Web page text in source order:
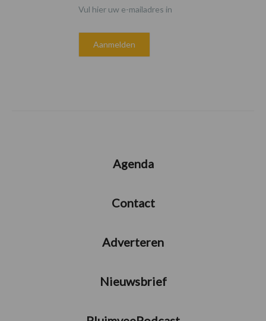
Vul hier uw e-mailadres in
Agenda
Contact
Adverteren
Nieuwsbrief